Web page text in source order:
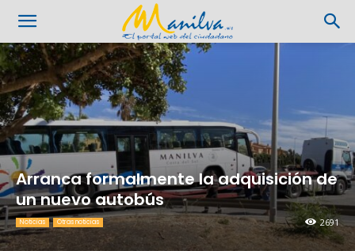
Arranca formalmente la adquisición de
un nuevo autobús
2691
Noticias Otras noticias